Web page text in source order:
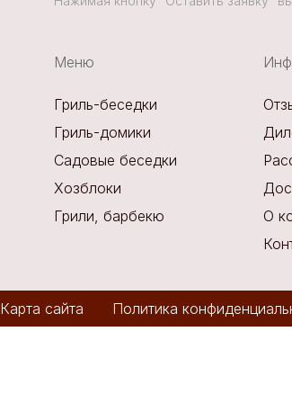
Меню
Гриль-беседки
Гриль-домики
Садовые беседки
Хозблоки
Грили, барбекю
О
Карта сайта Политика